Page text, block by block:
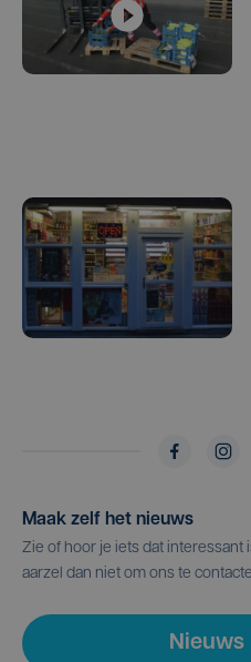
Maak zelf het nieuws
Zie of hoor je iets dat interessant
aarzel dan niet om ons te
Nieuws